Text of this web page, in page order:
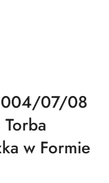
07/08
w Formie